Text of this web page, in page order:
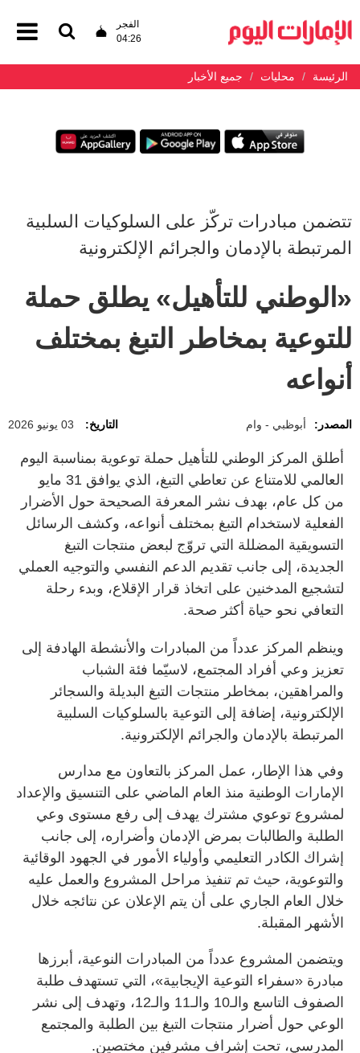
الفجر
04:26
الرئيسة محليات جميع الأخبار
تتضمن مبادرات تركّز على السلوكيات السلبية
المرتبطة بالإدمان والجرائم الإلكترونية
«الوطني للتأهيل» يطلق حملة
للتوعية بمخاطر التبغ بمختلف
أنواعه
المصدر: أبوظبي - وام التاريخ: 03 يونيو 2026
أطلق المركز الوطني للتأهيل حملة توعوية بمناسبة اليوم
العالمي للامتناع عن تعاطي التبغ، الذي يوافق 31 مايو
من كل عام، بهدف نشر المعرفة الصحيحة حول الأضرار
الفعلية لاستخدام التبغ بمختلف أنواعه، وكشف الرسائل
التسويقية المضللة التي تروّج لبعض منتجات التبغ
الجديدة، إلى جانب تقديم الدعم النفسي والتوجيه العملي
لتشجيع المدخنين على اتخاذ قرار الإقلاع، وبدء رحلة
التعافي نحو حياة أكثر صحة.
وينظم المركز عدداً من المبادرات والأنشطة الهادفة إلى
تعزيز وعي أفراد المجتمع، لاسيّما فئة الشباب
والمراهقين، بمخاطر منتجات التبغ البديلة والسجائر
الإلكترونية، إضافة إلى التوعية بالسلوكيات السلبية
المرتبطة بالإدمان والجرائم الإلكترونية.
وفي هذا الإطار، عمل المركز بالتعاون مع مدارس
الإمارات الوطنية منذ العام الماضي على التنسيق والإعداد
لمشروع توعوي مشترك يهدف إلى رفع مستوى وعي
الطلبة والطالبات بمرض الإدمان وأضراره، إلى جانب
إشراك الكادر التعليمي وأولياء الأمور في الجهود الوقائية
والتوعوية، حيث تم تنفيذ مراحل المشروع والعمل عليه
خلال العام الجاري على أن يتم الإعلان عن نتائجه خلال
الأشهر المقبلة.
ويتضمن المشروع عدداً من المبادرات النوعية، أبرزها
مبادرة «سفراء التوعية الإيجابية»، التي تستهدف طلبة
الصفوف التاسع والـ10 والـ11 والـ12، وتهدف إلى نشر
الوعي حول أضرار منتجات التبغ بين الطلبة والمجتمع
المدرسي، تحت إشراف مشرفين مختصين.